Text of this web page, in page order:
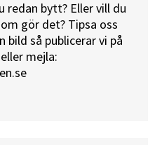
redan bytt? Eller vill du
gör det? Tipsa oss
bild så publicerar vi på
eller mejla: